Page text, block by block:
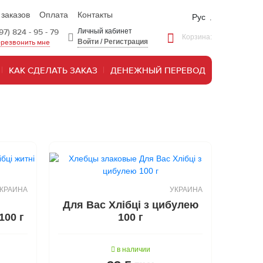
Оплата Контакты
Рус
824 - 95 - 79
мне
Личный кабинет
Войти / Регистрация
Корзина:
КАК СДЕЛАТЬ ЗАКАЗ ДЕНЕЖНЫЙ ПЕРЕВОД
г
УКРАИНА
Для Вас Хлібці з цибулею
100 г
в наличии